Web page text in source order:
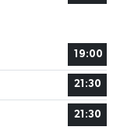
19:00
21:30
21:30